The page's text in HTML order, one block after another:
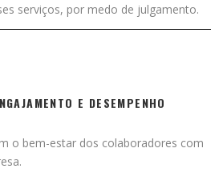
serviços, por medo de julgamento.
E DESEMPENHO
o bem-estar dos colaboradores com